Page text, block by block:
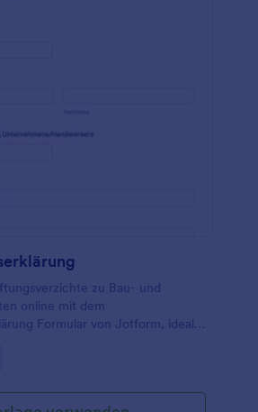
zu Bau- und
online mit dem
Formular von Jotform, ideal
zur schnellen Dokumentation